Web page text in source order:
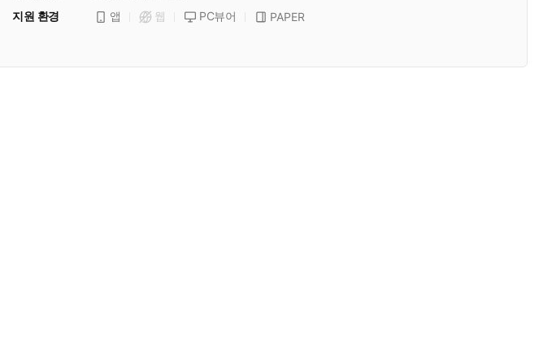
지원 환경
앱 웹 PC뷰어 PAPER